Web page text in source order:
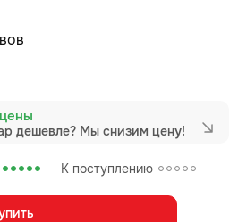
К поступлению
дешевле? Мы снизим цену!